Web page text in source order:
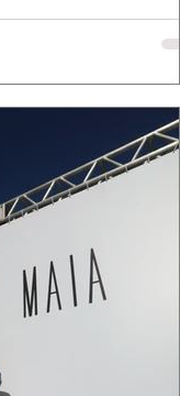
vestir o vento e
Cada dobra do
da luz sobre a pe